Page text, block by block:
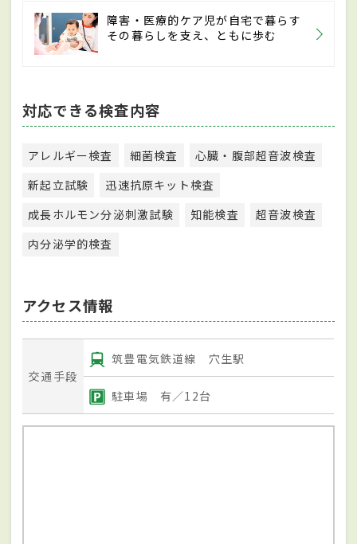
障害・医療的ケア児が自宅で暮らす
その暮らしを支え、ともに歩む
対応できる検査内容
アレルギー検査 細菌検査
心臓・腹部超音波検査
新起立試験
迅速抗原キット検査
成長ホルモン分泌刺激試験
知能検査
超音波検査
内分泌学的検査
アクセス情報
交通手段
筑豊電気鉄道線 穴生駅
駐車場 有／12台